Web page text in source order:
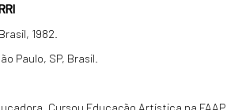
1982.
Paulo, SP, Brasil.
Cursou Educação Artística na FAAP